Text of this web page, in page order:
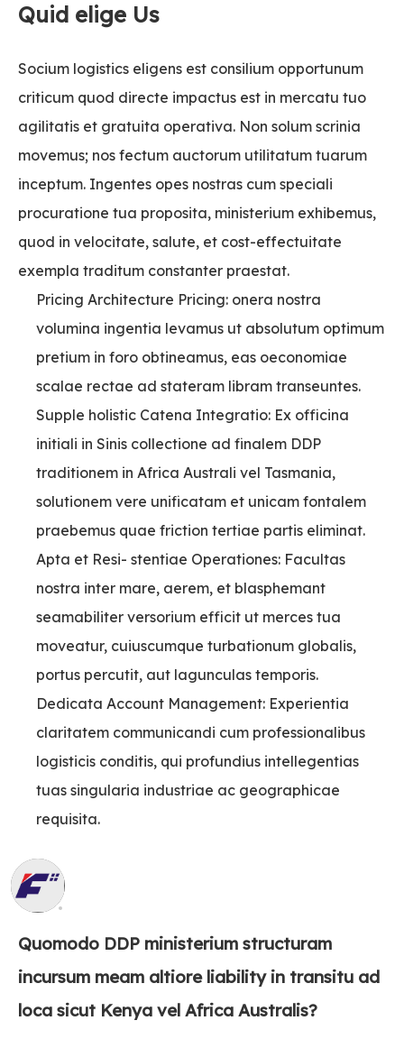
Quid elige Us
Socium logistics eligens est consilium opportunum
criticum quod directe impactus est in mercatu tuo
agilitatis et gratuita operativa. Non solum scrinia
movemus; nos fectum auctorum utilitatum tuarum
inceptum. Ingentes opes nostras cum speciali
procuratione tua proposita, ministerium exhibemus,
quod in velocitate, salute, et cost-effectuitate
exempla traditum constanter praestat.
Pricing Architecture Pricing: onera nostra
volumina ingentia levamus ut absolutum optimum
pretium in foro obtineamus, eas oeconomiae
scalae rectae ad stateram libram transeuntes.
Supple holistic Catena Integratio: Ex officina
initiali in Sinis collectione ad finalem DDP
traditionem in Africa Australi vel Tasmania,
solutionem vere unificatam et unicam fontalem
praebemus quae friction tertiae partis eliminat.
Apta et Resi- stentiae Operationes: Facultas
nostra inter mare, aerem, et blasphemant
seamabiliter versorium efficit ut merces tua
moveatur, cuiuscumque turbationum globalis,
portus percutit, aut lagunculas temporis.
Dedicata Account Management: Experientia
claritatem communicandi cum professionalibus
logisticis conditis, qui profundius intellegentias
tuas singularia industriae ac geographicae
requisita.
FAQ
Quomodo DDP ministerium structuram
incursum meam altiore liability in transitu ad
loca sicut Kenya vel Africa Australis?